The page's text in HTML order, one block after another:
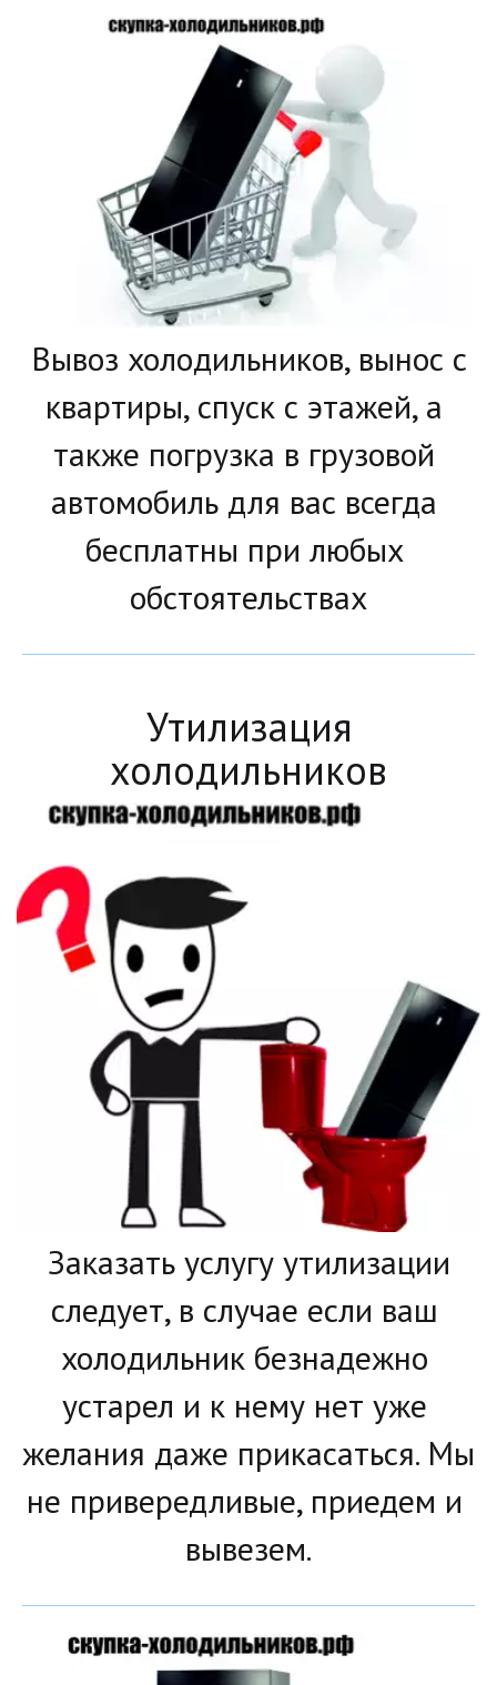
Вывоз холодильников, вынос с
квартиры, спуск с этажей, а
также погрузка в грузовой
автомобиль для вас всегда
бесплатны при любых
обстоятельствах
Утилизация
холодильников
Заказать услугу утилизации
следует, в случае если ваш
холодильник безнадежно
устарел и к нему нет уже
желания даже прикасаться. Мы
не привередливые, приедем и
вывезем.